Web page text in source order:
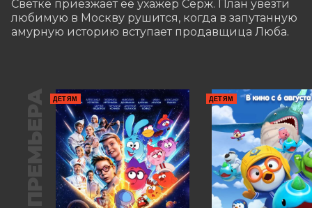
Светке приезжает её ухажер Серж. План увезти
любимую в Москву рушится, когда в запутанную
амурную историю вступает продавщица Люба.
ПРЕМЬЕРА ДЕТЯМ ДЕТЯМ